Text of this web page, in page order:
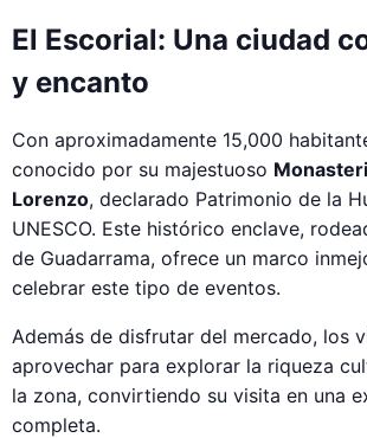
El Escorial: Una ciudad
y encanto
Con aproximadamente 15,000
conocido por su majestuoso
Lorenzo, declarado Patrimonio de la
UNESCO. Este histórico enclave,
de Guadarrama, ofrece un marco
celebrar este tipo de eventos.
Además de disfrutar del mercado, los
aprovechar para explorar la riqueza
la zona, convirtiendo su visita en una
completa.